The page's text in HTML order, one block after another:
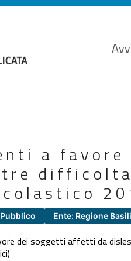
a
Ente: Regione
dei soggetti affetti da